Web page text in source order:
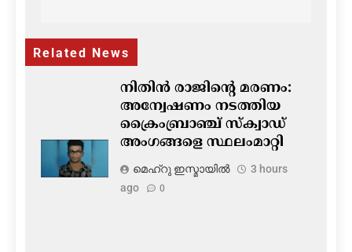
Related News
നിതിൻ രാജിന്റെ മരണം:
അന്വേഷണം നടത്തിയ
ക്രൈംബ്രാഞ്ച് സ്ക്വാഡ്
അംഗങ്ങളെ സ്ഥലംമാറ്റി
മെഹ്റു ഇസ്മായില്‍
3 hours
ago
0